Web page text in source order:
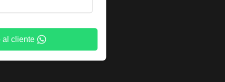
al cliente